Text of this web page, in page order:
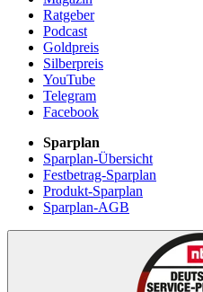
Ratgeber
Podcast
Goldpreis
Silberpreis
YouTube
Telegram
Facebook
Sparplan
Sparplan-Übersicht
Festbetrag-Sparplan
Produkt-Sparplan
Sparplan-AGB